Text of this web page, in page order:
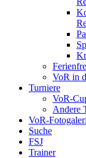
VoR in
Turniere
VoR-
Andere
VoR-
Suche
FSJ
Trainer